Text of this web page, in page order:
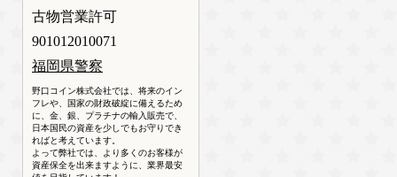
古物営業許可
901012010071
福岡県警察
野口コイン株式会社では、将来のイン
フレや、国家の財政破綻に備えるため
に、金、銀、プラチナの輸入販売で、
日本国民の資産を少しでもお守りでき
ればと考えています。
よって弊社では、より多くのお客様が
資産保全を出来ますように、業界最安